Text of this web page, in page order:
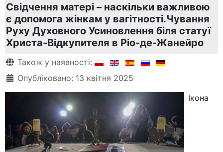
Свідчення матері – наскільки важливою
є допомога жінкам у вагітності.Чування
Руху Духовного Усиновлення біля статуї
Христа-Відкупителя в Ріо-де-Жанейро
Деталі
Також у наявності:
Опубліковано: 13 квітня 2025
Ікона